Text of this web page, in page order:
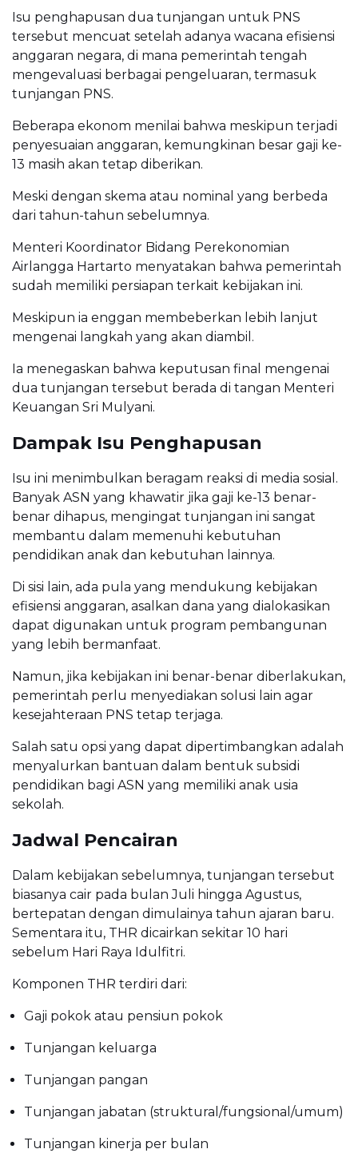
Isu penghapusan dua tunjangan untuk PNS
tersebut mencuat setelah adanya wacana efisiensi
anggaran negara, di mana pemerintah tengah
mengevaluasi berbagai pengeluaran, termasuk
tunjangan PNS.
Beberapa ekonom menilai bahwa meskipun terjadi
penyesuaian anggaran, kemungkinan besar gaji ke-
13 masih akan tetap diberikan.
Meski dengan skema atau nominal yang berbeda
dari tahun-tahun sebelumnya.
Menteri Koordinator Bidang Perekonomian
Airlangga Hartarto menyatakan bahwa pemerintah
sudah memiliki persiapan terkait kebijakan ini.
Meskipun ia enggan membeberkan lebih lanjut
mengenai langkah yang akan diambil.
Ia menegaskan bahwa keputusan final mengenai
dua tunjangan tersebut berada di tangan Menteri
Keuangan Sri Mulyani.
Dampak Isu Penghapusan
Isu ini menimbulkan beragam reaksi di media sosial.
Banyak ASN yang khawatir jika gaji ke-13 benar-
benar dihapus, mengingat tunjangan ini sangat
membantu dalam memenuhi kebutuhan
pendidikan anak dan kebutuhan lainnya.
Di sisi lain, ada pula yang mendukung kebijakan
efisiensi anggaran, asalkan dana yang dialokasikan
dapat digunakan untuk program pembangunan
yang lebih bermanfaat.
Namun, jika kebijakan ini benar-benar diberlakukan,
pemerintah perlu menyediakan solusi lain agar
kesejahteraan PNS tetap terjaga.
Salah satu opsi yang dapat dipertimbangkan adalah
menyalurkan bantuan dalam bentuk subsidi
pendidikan bagi ASN yang memiliki anak usia
sekolah.
Jadwal Pencairan
Dalam kebijakan sebelumnya, tunjangan tersebut
biasanya cair pada bulan Juli hingga Agustus,
bertepatan dengan dimulainya tahun ajaran baru.
Sementara itu, THR dicairkan sekitar 10 hari
sebelum Hari Raya Idulfitri.
Komponen THR terdiri dari:
Gaji pokok atau pensiun pokok
Tunjangan keluarga
Tunjangan pangan
Tunjangan jabatan (struktural/fungsional/umum)
Tunjangan kinerja per bulan